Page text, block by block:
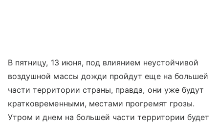
В пятницу, 13 июня, под влиянием неустойчивой
воздушной массы дожди пройдут еще на большей
части территории страны, правда, они уже будут
кратковременными, местами прогремят грозы.
Утром и днем на большей части территории будет